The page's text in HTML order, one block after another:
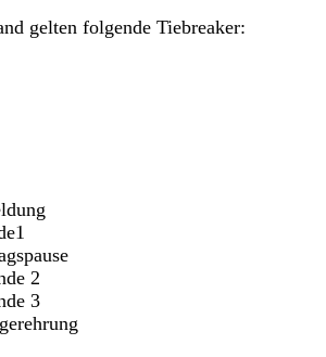
gelten folgende Tiebreaker:
2
3